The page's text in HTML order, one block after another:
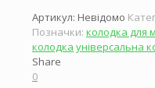
Артикул: Невідомо
Позначки: колодка для
колодка універсальна
Share
0